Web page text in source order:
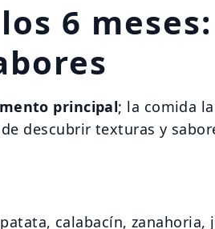
6
principal; la comida
descubrir texturas y
calabacín, zanahoria,